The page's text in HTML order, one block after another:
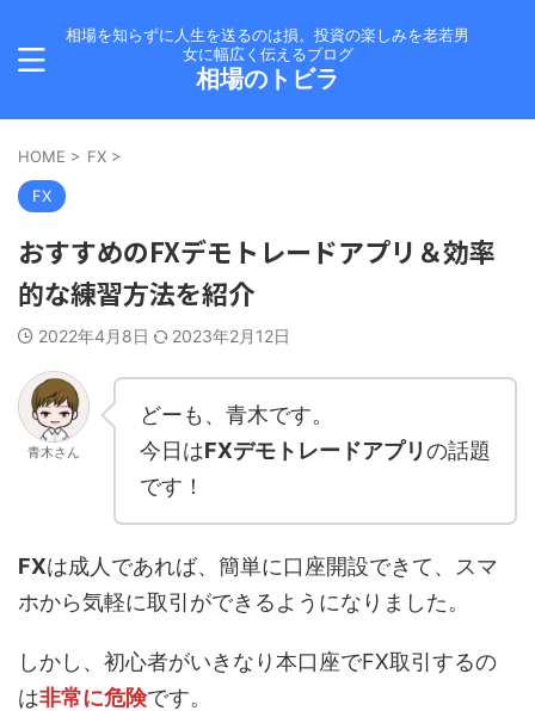
相場を知らずに人生を送るのは損。投資の楽しみを老若男
女に幅広く伝えるブログ
相場のトビラ
HOME > FX >
FX
おすすめのFXデモトレードアプリ＆効率
的な練習方法を紹介
2022年4月8日 2023年2月12日
青木さん
どーも、青木です。
今日はFXデモトレードアプリの話題
です！
FXは成人であれば、簡単に口座開設できて、スマ
ホから気軽に取引ができるようになりました。
しかし、初心者がいきなり本口座でFX取引するの
は非常に危険です。